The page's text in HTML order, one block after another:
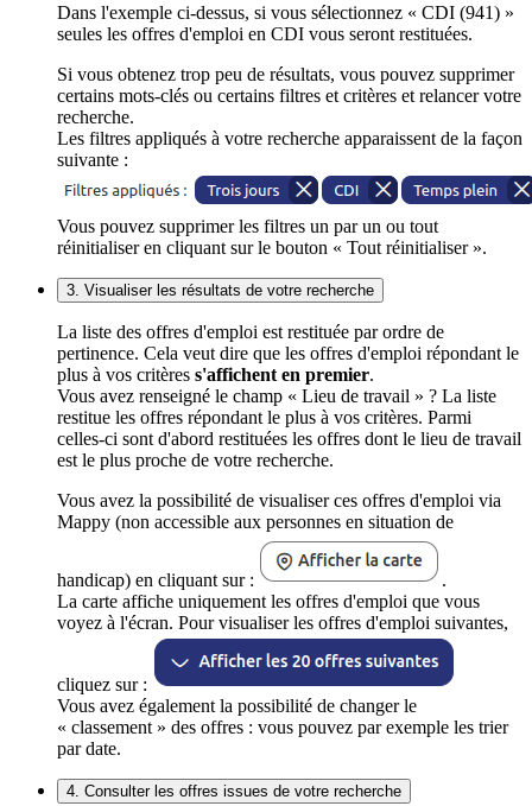
Dans l'exemple ci-dessus, si vous sélectionnez « CDI (941) »
seules les offres d'emploi en CDI vous seront restituées.
Si vous obtenez trop peu de résultats, vous pouvez supprimer
certains mots-clés ou certains filtres et critères et relancer votre
recherche.
Les filtres appliqués à votre recherche apparaissent de la façon
suivante :
Vous pouvez supprimer les filtres un par un ou tout
réinitialiser en cliquant sur le bouton « Tout réinitialiser ».
3. Visualiser les résultats de votre recherche
La liste des offres d'emploi est restituée par ordre de
pertinence. Cela veut dire que les offres d'emploi répondant le
plus à vos critères s'affichent en premier.
Vous avez renseigné le champ « Lieu de travail » ? La liste
restitue les offres répondant le plus à vos critères. Parmi
celles-ci sont d'abord restituées les offres dont le lieu de travail
est le plus proche de votre recherche.
Vous avez la possibilité de visualiser ces offres d'emploi via
Mappy (non accessible aux personnes en situation de
handicap) en cliquant sur :
.
La carte affiche uniquement les offres d'emploi que vous
voyez à l'écran. Pour visualiser les offres d'emploi suivantes,
cliquez sur :
Vous avez également la possibilité de changer le
« classement » des offres : vous pouvez par exemple les trier
par date.
4. Consulter les offres issues de votre recherche